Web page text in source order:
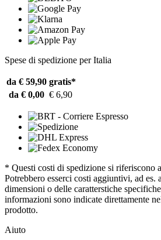
Spese di spedizione per Italia
da € 59,90 gratis*
da € 0,00 € 6,90
* Questi costi di spedizione si riferiscono
Potrebbero esserci costi aggiuntivi, ad es.
dimensioni o delle caratterstiche
informazioni sono indicate direttamente
prodotto.
Aiuto